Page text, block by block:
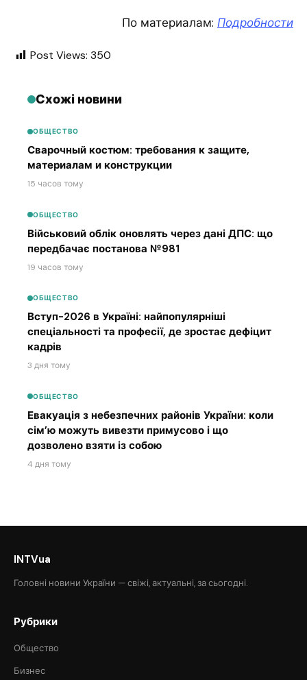
По материалам: Подробности
Post Views: 350
Схожі новини
ОБЩЕСТВО
Сварочный костюм: требования к защите,
материалам и конструкции
15 часов тому
ОБЩЕСТВО
Військовий облік оновлять через дані ДПС: що
передбачає постанова №981
19 часов тому
ОБЩЕСТВО
Вступ-2026 в Україні: найпопулярніші
спеціальності та професії, де зростає дефіцит
кадрів
3 дня тому
ОБЩЕСТВО
Евакуація з небезпечних районів України: коли
сім’ю можуть вивезти примусово і що
дозволено взяти із собою
4 дня тому
INTVua
Головні новини України — свіжі, актуальні, за сьогодні.
Рубрики
Общество
Бизнес